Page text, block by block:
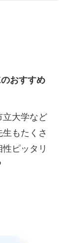
おすすめ
立大学など
もたくさ
ピッタリ